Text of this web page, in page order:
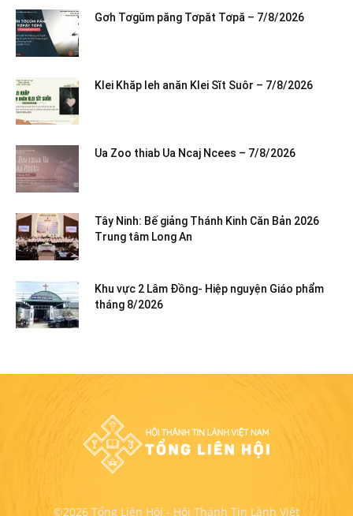
Gơh Tơgŭm păng Tơpăt Tơpă – 7/8/2026
Klei Khăp leh anăn Klei Sĭt Suôr – 7/8/2026
Ua Zoo thiab Ua Ncaj Ncees – 7/8/2026
Tây Ninh: Bế giảng Thánh Kinh Căn Bản 2026
Trung tâm Long An
Khu vực 2 Lâm Đồng- Hiệp nguyện Giáo phẩm
tháng 8/2026
©2026 Tổng Liên Hội - Hội Thánh Tin Lành Việt